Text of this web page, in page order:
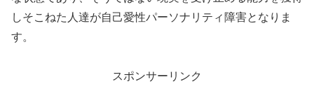
しそこねた人達が自己愛性パーソナリティ障害となりま
す。
スポンサーリンク